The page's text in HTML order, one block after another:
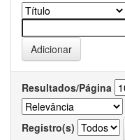
Resultados/Página
Registro(s)